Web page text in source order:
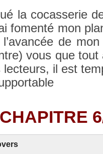
la co­cas­serie
fo­menté mon
de
vous que
il est
CHAPIT­RE